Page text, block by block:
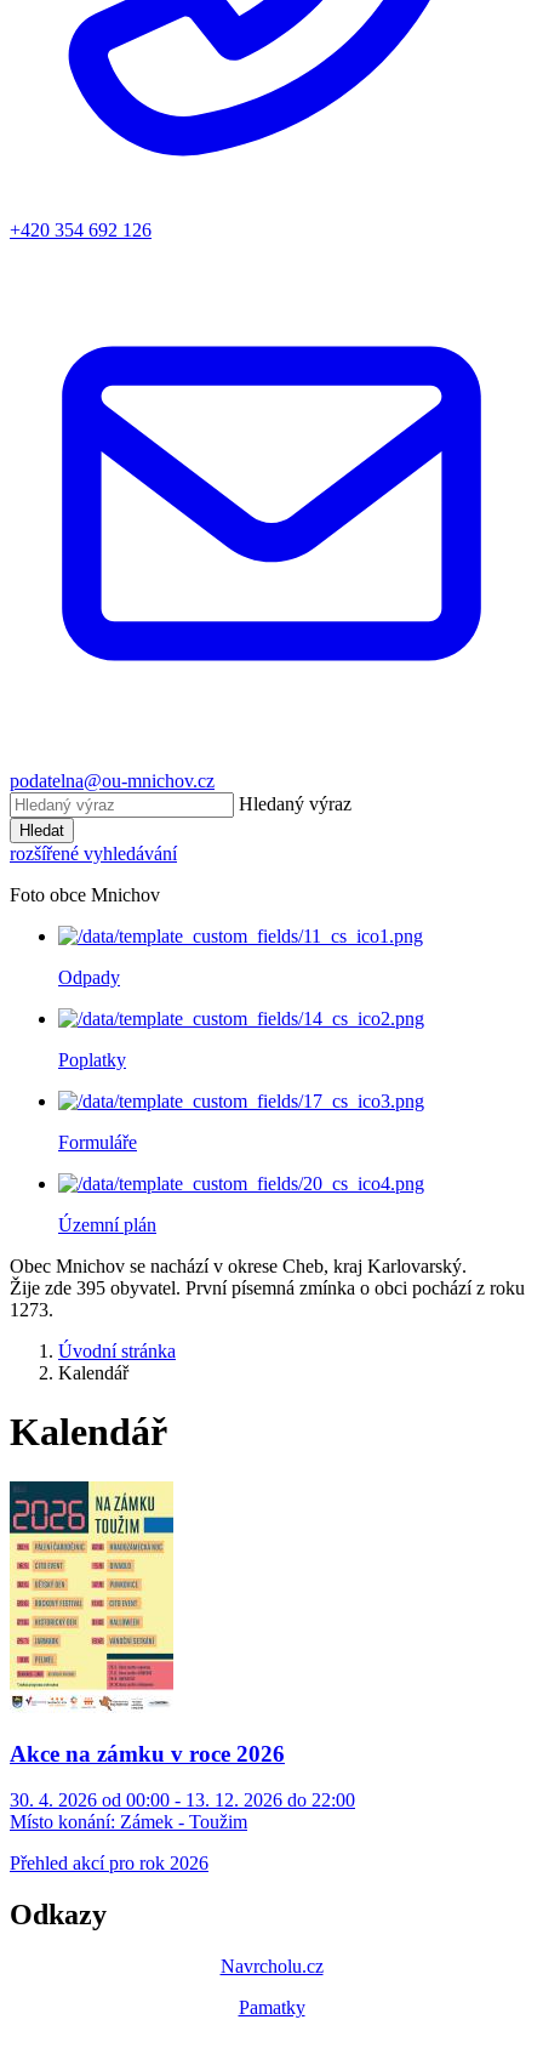
+420 354 692 126
podatelna@ou-mnichov.cz
Hledaný výraz
Hledat
rozšířené vyhledávání
Foto obce Mnichov
Odpady
Poplatky
Formuláře
Územní plán
Obec Mnichov se nachází v okrese Cheb, kraj Karlovarský.
Žije zde 395 obyvatel. První písemná zmínka o obci pochází z roku
1273.
Úvodní stránka
Kalendář
Kalendář
Akce na zámku v roce 2026
30. 4. 2026 od 00:00 - 13. 12. 2026 do 22:00
Místo konání: Zámek - Toužim
Přehled akcí pro rok 2026
Odkazy
Navrcholu.cz
Pamatky